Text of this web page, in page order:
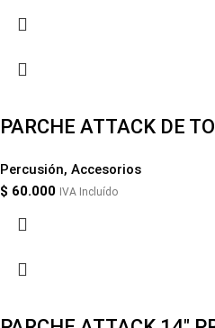
PARCHE ATTACK DE
Percusión, Accesorios
$ 60.000 IVA Incluído